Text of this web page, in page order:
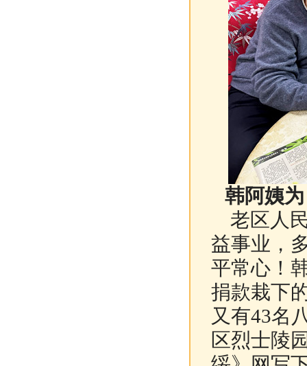
韩阿姨
老区人
益事业，
平常心！
捐款栽下
又有43名
区烈士陵